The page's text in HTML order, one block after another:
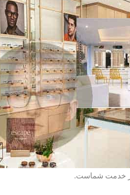
در خدمت شماست.